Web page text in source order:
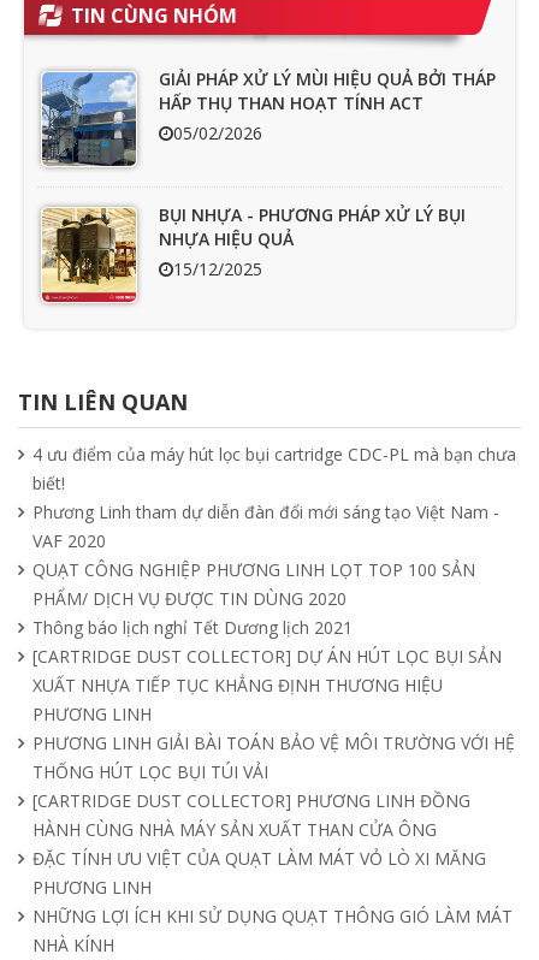
TIN CÙNG NHÓM
GIẢI PHÁP XỬ LÝ MÙI HIỆU QUẢ BỞI THÁP
HẤP THỤ THAN HOẠT TÍNH ACT
05/02/2026
BỤI NHỰA - PHƯƠNG PHÁP XỬ LÝ BỤI
NHỰA HIỆU QUẢ
15/12/2025
15/04/2025
11/04/2025
Quạt nồi hơi công nghiệp và cách phân
loại theo mục đích sử dụng chuẩn nhất
04/04/2025
TIN LIÊN QUAN
4 ưu điểm của máy hút lọc bụi cartridge CDC-PL mà bạn chưa
biết!
Phương Linh tham dự diễn đàn đổi mới sáng tạo Việt Nam -
VAF 2020
QUẠT CÔNG NGHIỆP PHƯƠNG LINH LỌT TOP 100 SẢN
PHẨM/ DỊCH VỤ ĐƯỢC TIN DÙNG 2020
Thông báo lịch nghỉ Tết Dương lịch 2021
[CARTRIDGE DUST COLLECTOR] DỰ ÁN HÚT LỌC BỤI SẢN
XUẤT NHỰA TIẾP TỤC KHẲNG ĐỊNH THƯƠNG HIỆU
PHƯƠNG LINH
PHƯƠNG LINH GIẢI BÀI TOÁN BẢO VỆ MÔI TRƯỜNG VỚI HỆ
THỐNG HÚT LỌC BỤI TÚI VẢI
[CARTRIDGE DUST COLLECTOR] PHƯƠNG LINH ĐỒNG
HÀNH CÙNG NHÀ MÁY SẢN XUẤT THAN CỬA ÔNG
ĐẶC TÍNH ƯU VIỆT CỦA QUẠT LÀM MÁT VỎ LÒ XI MĂNG
PHƯƠNG LINH
NHỮNG LỢI ÍCH KHI SỬ DỤNG QUẠT THÔNG GIÓ LÀM MÁT
NHÀ KÍNH